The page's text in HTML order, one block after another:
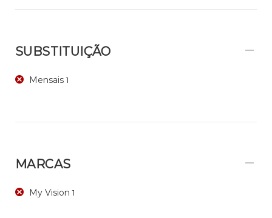
SUBSTITUIÇÃO
Mensais 1
MARCAS
My Vision 1